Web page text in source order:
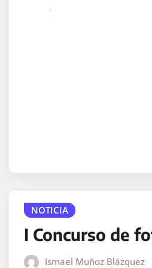
NOTICIA
I Concurso de
Ismael Muñoz Blázquez